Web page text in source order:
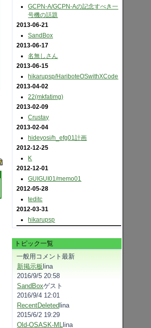
GCPN-A​/GCPN-Aの記念すべき一
号機の話題
2013-06-21
SandBox
2013-06-17
名無しさん
2013-06-15
hikarupsp​/HariboteOSwithXCode
2013-04-02
22(mkfatimg)
2013-02-09
Crustay
2013-02-04
hideyosi​/h_efg01計画
2012-12-25
K
2012-12-01
GUIGUI01​/memo01
2012-05-28
teditc
2012-03-31
hikarupsp
トピック一覧
一般用コメント最新
新掲示板 lina
2016/9/5 20:58
SandBoxゲスト
2016/9/4 12:01
RecentDeleted lina
2015/6/2 19:29
Old-OSASK-ML lina